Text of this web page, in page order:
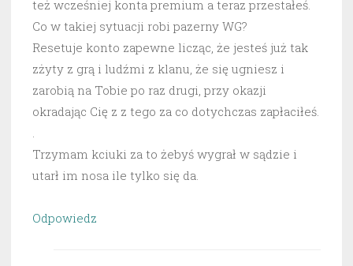
też wcześniej konta premium a teraz przestałeś.
Co w takiej sytuacji robi pazerny WG?
Resetuje konto zapewne licząc, że jesteś już tak
zżyty z grą i ludźmi z klanu, że się ugniesz i
zarobią na Tobie po raz drugi, przy okazji
okradając Cię z z tego za co dotychczas zapłaciłeś.
.
Trzymam kciuki za to żebyś wygrał w sądzie i
utarł im nosa ile tylko się da.
Odpowiedz